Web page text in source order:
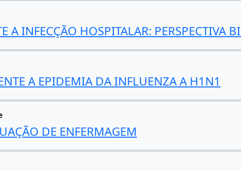
A INFECÇÃO HOSPITALAR: PERSPECTIVA
A EPIDEMIA DA INFLUENZA A H1N1
DE ENFERMAGEM